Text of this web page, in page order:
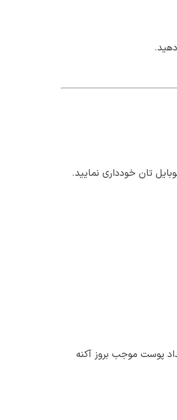
تان خودداری نمایید.
پوست موجب بروز آکنه